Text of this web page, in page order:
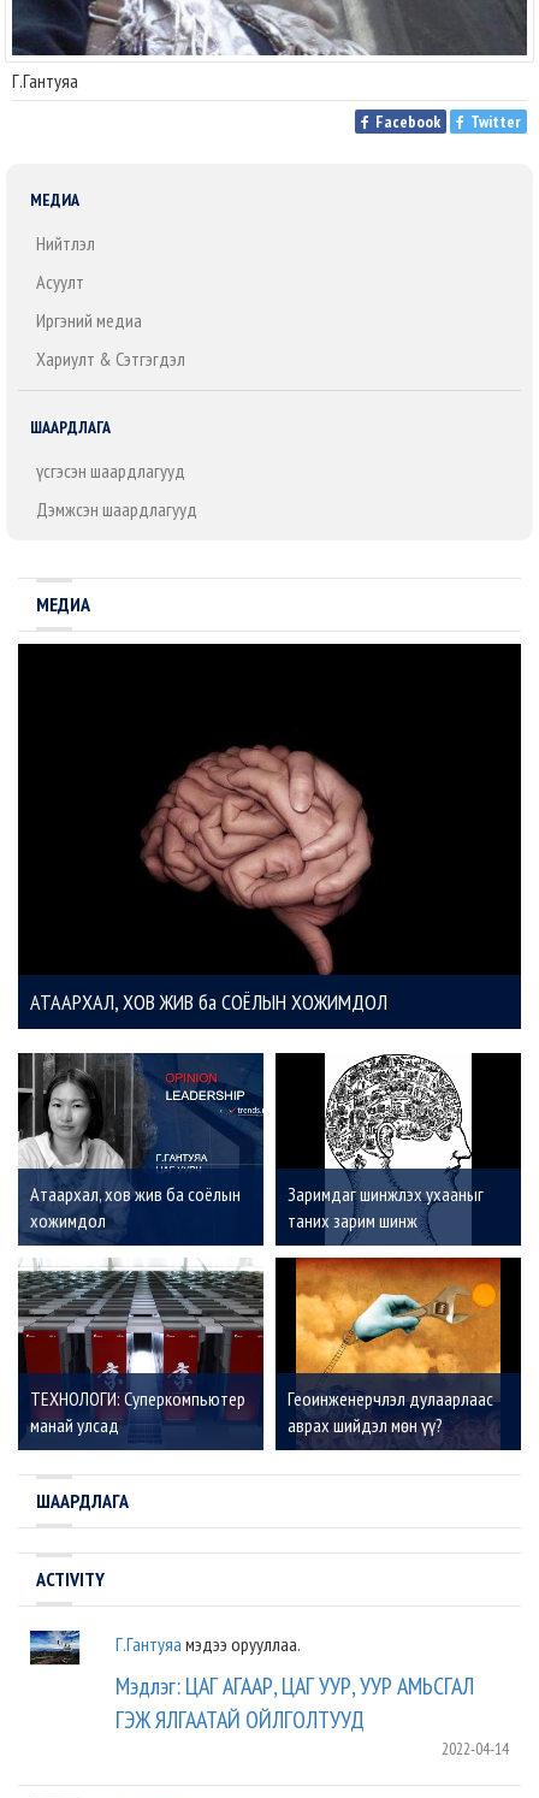
Г.Гантуяа
Facebook Twitter
МЕДИА
Нийтлэл
Асуулт
Иргэний медиа
Хариулт & Сэтгэгдэл
ШААРДЛАГА
Үүсгэсэн шаардлагууд
Дэмжсэн шаардлагууд
МЕДИА
АТААРХАЛ, ХОВ ЖИВ ба СОЁЛЫН ХОЖИМДОЛ
Атаархал, хов жив ба соёлын
хожимдол
Заримдаг шинжлэх ухааныг
таних зарим шинж
ТЕХНОЛОГИ: Суперкомпьютер
манай улсад
Геоинженерчлэл дулаарлаас
аврах шийдэл мөн үү?
ШААРДЛАГА
ACTIVITY
Г.Гантуяа мэдээ орууллаа.
Мэдлэг: ЦАГ АГААР, ЦАГ УУР, УУР АМЬСГАЛ
ГЭЖ ЯЛГААТАЙ ОЙЛГОЛТУУД
2022-04-14